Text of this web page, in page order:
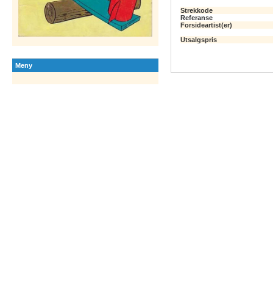
Meny
Strekkode
Referanse
Forsideartist(er)
Utsalgspris